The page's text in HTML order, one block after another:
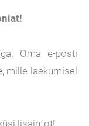
Oma e-posti
mille laekumisel
lisainfot!